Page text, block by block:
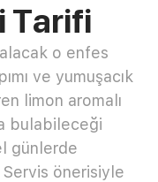
Tarifi
alacak o enfes
ve yumuşacık
limon aromalı
bulabileceği
günlerde
önerisiyle